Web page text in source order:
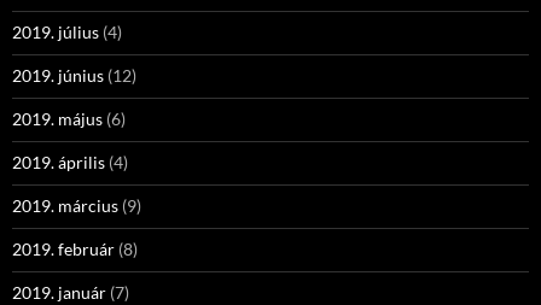
2019. július (4)
2019. június (12)
2019. május (6)
2019. április (4)
2019. március (9)
2019. február (8)
2019. január (7)